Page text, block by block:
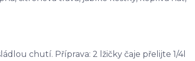
chutí. Příprava: 2 lžičky čaje přelijte 1/4l